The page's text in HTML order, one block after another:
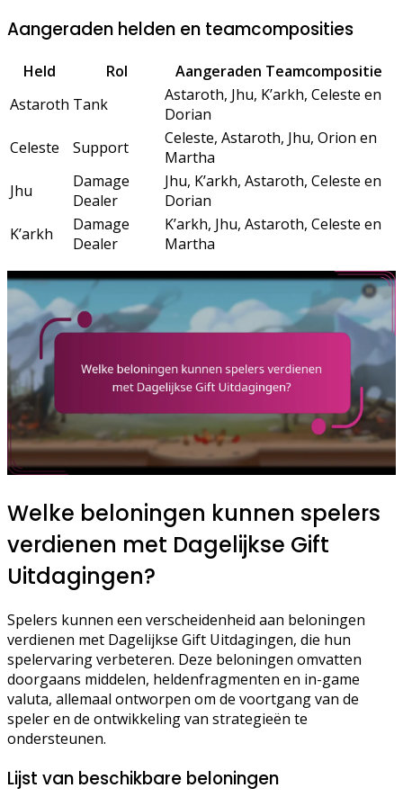
Aangeraden helden en teamcomposities
Held Rol
Aangeraden Teamcompositie
Astaroth Tank
Astaroth, Jhu, K’arkh, Celeste en
Dorian
Celeste
Support
Celeste, Astaroth, Jhu, Orion en
Martha
Jhu
Damage
Dealer
Jhu, K’arkh, Astaroth, Celeste en
Dorian
K’arkh
Damage
Dealer
K’arkh, Jhu, Astaroth, Celeste en
Martha
Welke beloningen kunnen spelers
verdienen met Dagelijkse Gift
Uitdagingen?
Spelers kunnen een verscheidenheid aan beloningen
verdienen met Dagelijkse Gift Uitdagingen, die hun
spelervaring verbeteren. Deze beloningen omvatten
doorgaans middelen, heldenfragmenten en in-game
valuta, allemaal ontworpen om de voortgang van de
speler en de ontwikkeling van strategieën te
ondersteunen.
Lijst van beschikbare beloningen